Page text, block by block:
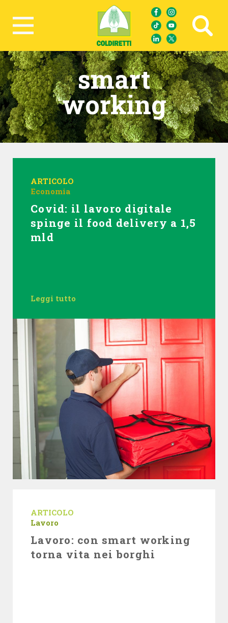
Ricerca avanzata
smart
working
ARTICOLO
Economia
Covid: il lavoro digitale
spinge il food delivery a 1,5
mld
Leggi tutto
ARTICOLO
Lavoro
Lavoro: con smart working
torna vita nei borghi